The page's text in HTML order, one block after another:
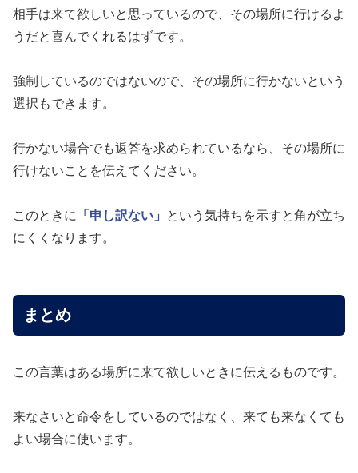
相手は来て欲しいと思っているので、その場所に行けるよ
うだと喜んでくれるはずです。
強制しているのではないので、その場所に行かないという
選択もできます。
行かない場合でも返答を求められているなら、その場所に
行けないことを伝えてください。
このときに 「申し訳ない」
という気持ちを示すと角が立ち
にくくなります。
まとめ
この言葉はある場所に来て欲しいときに伝えるものです。
来なさいと命令をしているのではなく、来ても来なくても
よい場合に使います。